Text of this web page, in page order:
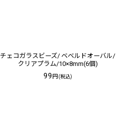
チェコガラスビーズ/ ベベルドオーバル/
クリアプラム/10×8mm(6個)
99円(税込)